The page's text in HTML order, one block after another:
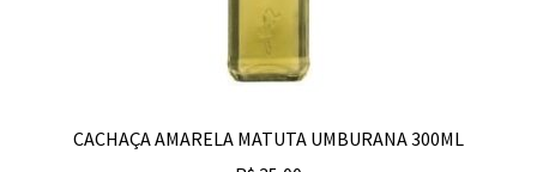
CACHAÇA AMARELA MATUTA UMBURANA 300ML